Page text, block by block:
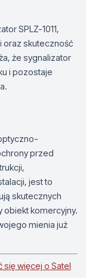
SPLZ-1011,
oraz skuteczność
że sygnalizator
i pozostaje
przed
jest to
skutecznych
komercyjny.
mienia już
się więcej o Satel